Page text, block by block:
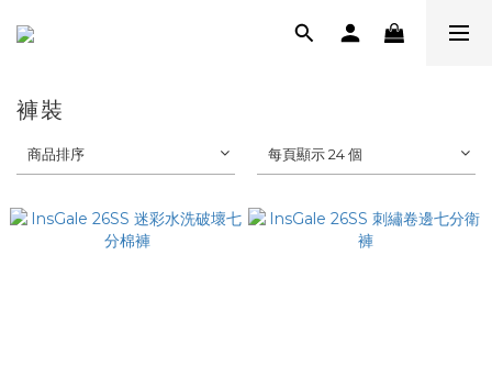
褲裝
商品排序 每頁顯示 24 個